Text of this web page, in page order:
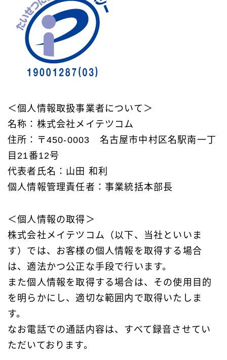
＜個人情報取扱事業者について＞
名称：株式会社メイテツコム
住所：〒450-0003 名古屋市中村区名駅南一丁
目21番12号
代表者氏名：山田 和利
個人情報管理責任者：事業統括本部長
＜個人情報の取得＞
株式会社メイテツコム（以下、当社といいま
す）では、お客様の個人情報を取得する場合
は、適法かつ公正な手段で行います。
また個人情報を取得する場合は、その使用目的
を明らかにし、適切な範囲内で取得いたしま
す。
なお電話での通話内容は、すべて録音させてい
ただいております。